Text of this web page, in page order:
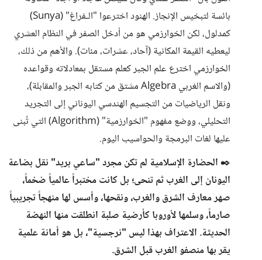
بائسة لتبخيس الإنجاز. الهنود اخترعوا "الـفراغ" (Sunya)
كمدلول، لكن الخوارزمي هو من أدخل الصفر في النظام العشري
ليعطيه القيمة المكانية (آحاد، عشرات، مئات). والأهم من ذلك،
الخوارزمي اخترع علم الجبر كعلم مستقل بمعادلاته وقواعده
(والاسم الغربي Algebra مشتق من كتابه الجبر والمقابلة)،
ونقل الرياضيات من التجسيم الهندسي اليوناني إلى التجريد
التحليلي، ووضع مفهوم "الخوارزمية" (Algorithm) التي تُبنى
عليها لغات البرمجة والحواسيب اليوم.
✒️ الحضارة الإسلامية لم تكن مجرد "ساعي بريد" نقل بضاعة
اليونان إلى الغرب ثم تنحى؛ بل كانت مختبراً عالمياً ضخماً،
صهر معارف الشرق والغرب، ونقحها، وأسس لها منهجاً تجريبياً
صارماً، وسلمها لأوروبا كأرضية صلبة انطلقت منها النهضة
الحديثة. الاعتراف بهذا ليس "نرجسية"، بل هو أمانة علمية
يقر بها منصفو الغرب قبل الشرق.